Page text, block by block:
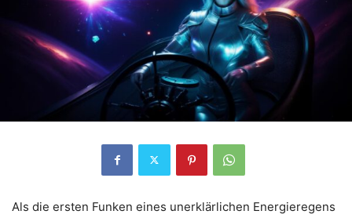
Als die ersten Funken eines unerklärlichen Energieregens